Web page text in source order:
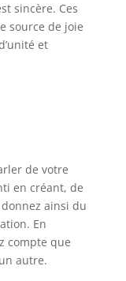
sincère. Ces
source de joie
et
de votre
en créant, de
ainsi du
En
compte que
autre.